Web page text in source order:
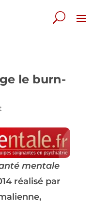
le burn-
mentale
réalisé par